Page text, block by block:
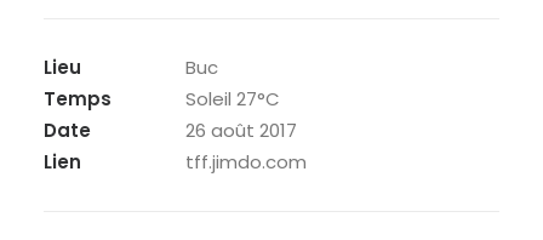
Lieu
Buc
Temps
Soleil 27°C
Date
26 août 2017
Lien
tff.jimdo.com